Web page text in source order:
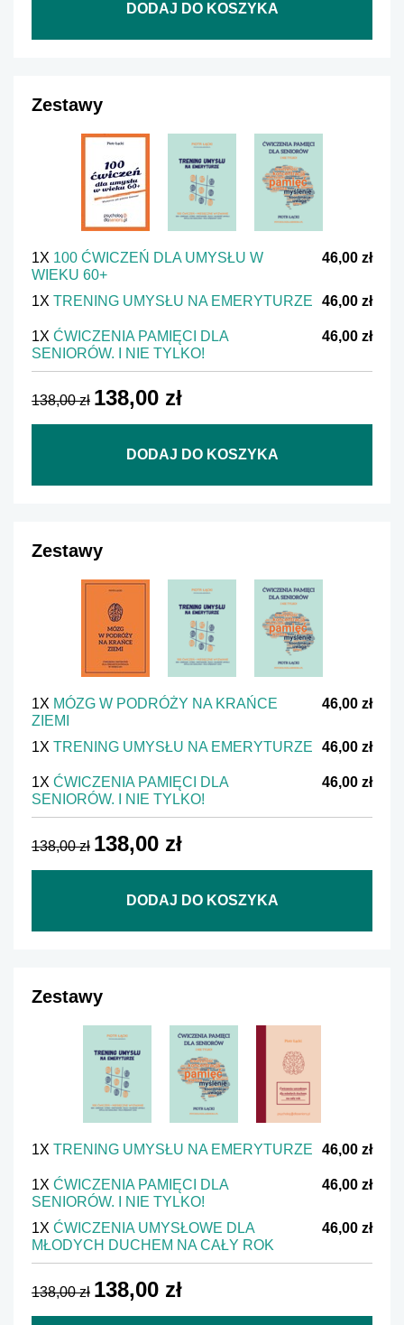
DODAJ DO KOSZYKA
Zestawy
1X 100 ĆWICZEŃ DLA UMYSŁU W
WIEKU 60+
46,00 zł
1X TRENING UMYSŁU NA EMERYTURZE 46,00 zł
1X ĆWICZENIA PAMIĘCI DLA
SENIORÓW. I NIE TYLKO!
46,00 zł
138,00 zł 138,00 zł
DODAJ DO KOSZYKA
Zestawy
1X MÓZG W PODRÓŻY NA KRAŃCE
ZIEMI
46,00 zł
1X TRENING UMYSŁU NA EMERYTURZE 46,00 zł
1X ĆWICZENIA PAMIĘCI DLA
SENIORÓW. I NIE TYLKO!
46,00 zł
138,00 zł 138,00 zł
DODAJ DO KOSZYKA
Zestawy
1X TRENING UMYSŁU NA EMERYTURZE 46,00 zł
1X ĆWICZENIA PAMIĘCI DLA
SENIORÓW. I NIE TYLKO!
46,00 zł
1X ĆWICZENIA UMYSŁOWE DLA
MŁODYCH DUCHEM NA CAŁY ROK
46,00 zł
138,00 zł 138,00 zł